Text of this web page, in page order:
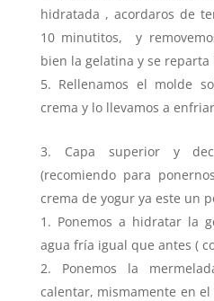
hidratada , acordaros de
10 minutitos, y
bien la gelatina y se reparta
Rellenamos el molde
crema y lo llevamos a
Capa superior y
(recomiendo para
crema de yogur ya este un
Ponemos a hidratar la
agua fría igual que antes (
Ponemos la
calentar, mismamente en el